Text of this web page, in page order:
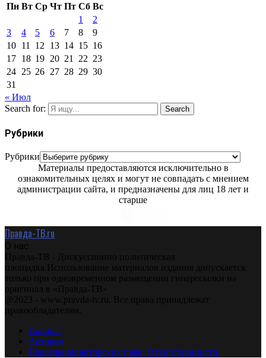
Пн Вт Ср Чт Пт Сб Вс
1
2
3
4 5 6 7 8
9
10 11 12 13 14 15 16
17 18 19 20 21 22 23
24 25 26 27 28 29 30
31
« Июл
Search for:
Search
Рубрики
Рубрики
Материалы предоставляются исключительно в
ознакомительных целях и могут не совпадать с мнением
администрации сайта, и предназначены для лиц 18 лет и
старше
Правда-ТВ.ru
О нас
Правда-ТВ - Дискуссионно политическая
площадка.Использование материалов издания допускается
только при одновременном размещении гиперссылки на
оригинал в «Правда-ТВ»
@2023 - www.pravda-tv.ru. Все права принадлежат
правообладателям.
Главная
Авторам
Владельцам авторских прав. Ответственности.